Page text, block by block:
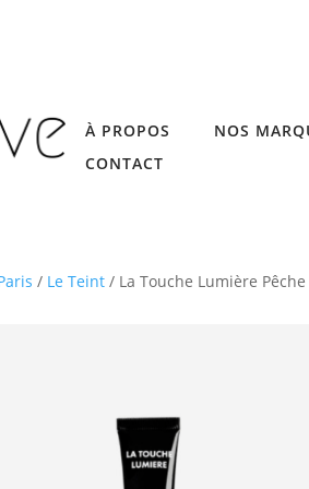
À PROPOS NOS
CONTACT
/ Le Teint / La Touche Lumière Pêche